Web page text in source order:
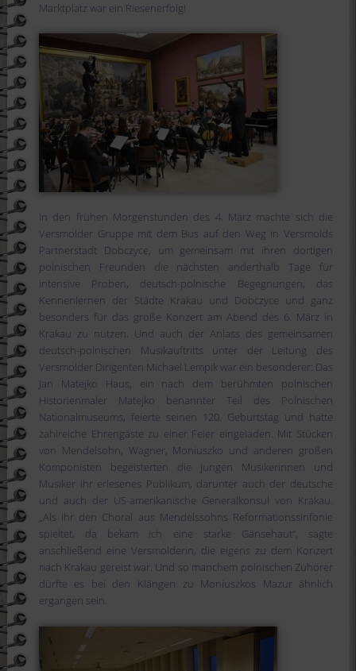
Marktplatz war ein Riesenerfolg!
In den frühen Morgenstunden des 4. März machte sich die
Versmolder Gruppe mit dem Bus auf den Weg in Versmolds
Partnerstadt Dobczyce, um gemeinsam mit ihren dortigen
polnischen Freunden die nächsten anderthalb Tage für
intensive Proben, deutsch-polnische Begegnungen, das
Kennenlernen der Städte Krakau und Dobczyce und ganz
besonders für das große Konzert am Abend des 6. März in
Krakau zu nutzen. Und auch der Anlass des gemeinsamen
deutsch-polnischen Musikauftritts unter der Leitung des
Versmolder Dirigenten Michael Lempik war ein besonderer: Das
Jan Matejko Haus, ein nach dem berühmten polnischen
Historienmaler Matejko benannter Teil des Polnischen
Nationalmuseums, feierte seinen 120. Geburtstag und hatte
zahlreiche Ehrengäste zu einer Feier eingeladen. Mit Stücken
von Mendelsohn, Wagner, Moniuszko und anderen großen
Komponisten begeisterten die jungen Musikerinnen und
Musiker ihr erlesenes Publikum, darunter auch der deutsche
und auch der US-amerikanische Generalkonsul von Krakau.
„Als ihr den Choral aus Mendelssohns Reformationssinfonie
spieltet, da bekam ich eine starke Gänsehaut“, sagte
anschließend eine Versmolderin, die eigens zu dem Konzert
nach Krakau gereist war. Und so manchem polnischen Zuhörer
dürfte es bei den Klängen zu Moniuszkos Mazur ähnlich
ergangen sein.